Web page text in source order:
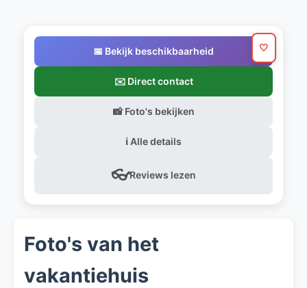
📅 Bekijk beschikbaarheid
✉️ Direct contact
📸 Foto's bekijken
ℹ️ Alle details
🤍
👓Reviews lezen
Foto's van het
vakantiehuis